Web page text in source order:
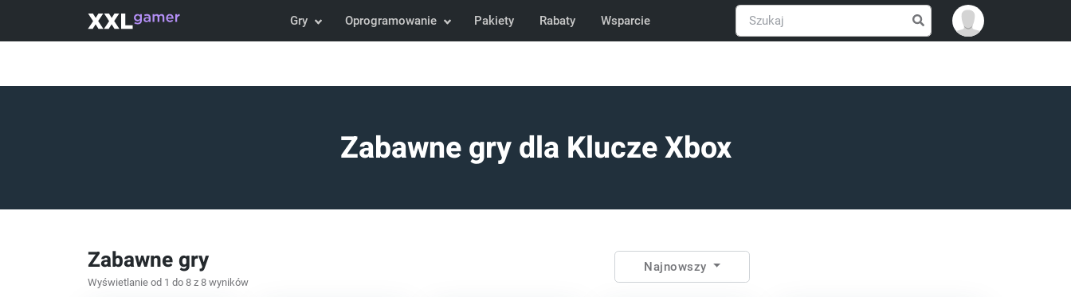
Gry Oprogramowanie Pakiety Rabaty Wsparcie
Zabawne gry dla Klucze Xbox
Zabawne gry
Wyświetlanie od 1 do 8 z 8 wyników
Najnowszy